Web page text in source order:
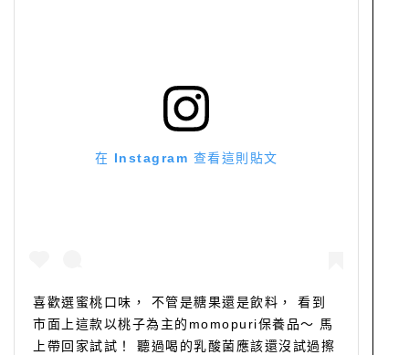
在 Instagram 查看這則貼文
喜歡選蜜桃口味， 不管是糖果還是飲料， 看到
市面上這款以桃子為主的momopuri保養品～ 馬
上帶回家試試！ 聽過喝的乳酸菌應該還沒試過擦